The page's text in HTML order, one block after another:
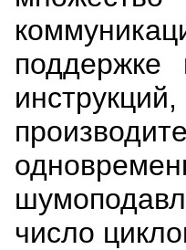
поддержке
число